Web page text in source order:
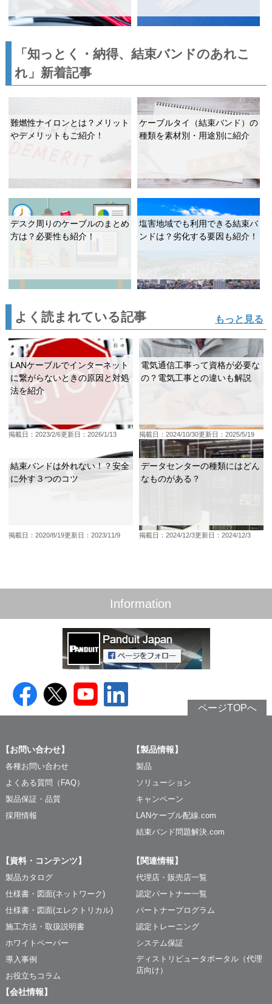
「知っとく・納得、結束バンドのあれこ
れ」新着記事
難燃性ナイロンとは？メリット
やデメリットもご紹介！
ケーブルタイ（結束バンド）の
種類を素材別・用途別に紹介
デスク周りのケーブルのまとめ
方は？必要性も紹介！
塩害地域でも利用できる結束バ
ンドは？劣化する要因も紹介！
よく読まれている記事 もっと見る
LANケーブルでインターネット
に繋がらないときの原因と対処
法を紹介
掲載日：2023/2/6更新日：2026/1/13
電気通信工事って資格が必要な
の？電気工事との違いも解説
掲載日：2024/10/30更新日：2025/5/19
結束バンドは外れない！？安全
に外す３つのコツ
掲載日：2020/8/19更新日：2023/11/9
データセンターの種類にはどん
なものがある？
掲載日：2024/12/3更新日：2024/12/3
Information
ページTOPへ
【お問い合わせ】
各種お問い合わせ
よくある質問（FAQ）
製品保証・品質
採用情報
【製品情報】
製品
ソリューション
キャンペーン
LANケーブル配線.com
結束バンド問題解決.com
【資料・コンテンツ】
製品カタログ
仕様書・図面(ネットワーク)
仕様書・図面(エレクトリカル)
施工方法・取扱説明書
ホワイトペーパー
導入事例
お役立ちコラム
【関連情報】
代理店・販売店一覧
認定パートナー一覧
パートナープログラム
認定トレーニング
システム保証
ディストリビュータポータル（代理
店向け）
【会社情報】